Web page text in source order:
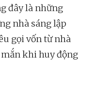
đây là những
nhà sáng lập
gọi vốn từ nhà
mắn khi huy động